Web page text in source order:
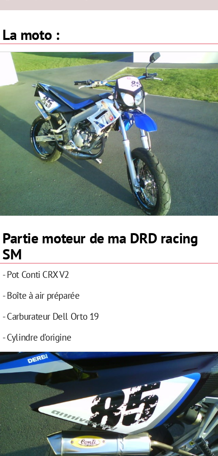
La moto :
Partie moteur de ma DRD racing
SM
- Pot Conti CRX V2
- Boîte à air préparée
- Carburateur Dell Orto 19
- Cylindre d'origine